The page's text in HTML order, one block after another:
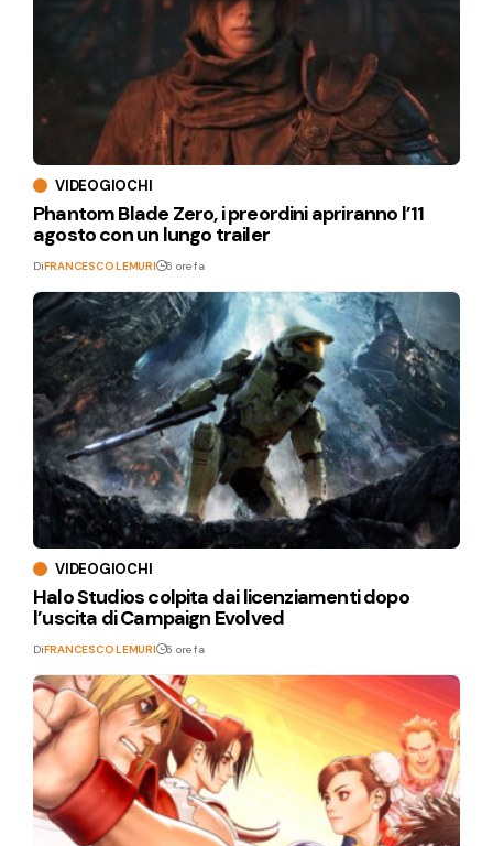
VIDEOGIOCHI
Phantom Blade Zero, i preordini apriranno l’11
agosto con un lungo trailer
DiFRANCESCO LEMURI 6 ore fa
VIDEOGIOCHI
Halo Studios colpita dai licenziamenti dopo
l’uscita di Campaign Evolved
DiFRANCESCO LEMURI 6 ore fa